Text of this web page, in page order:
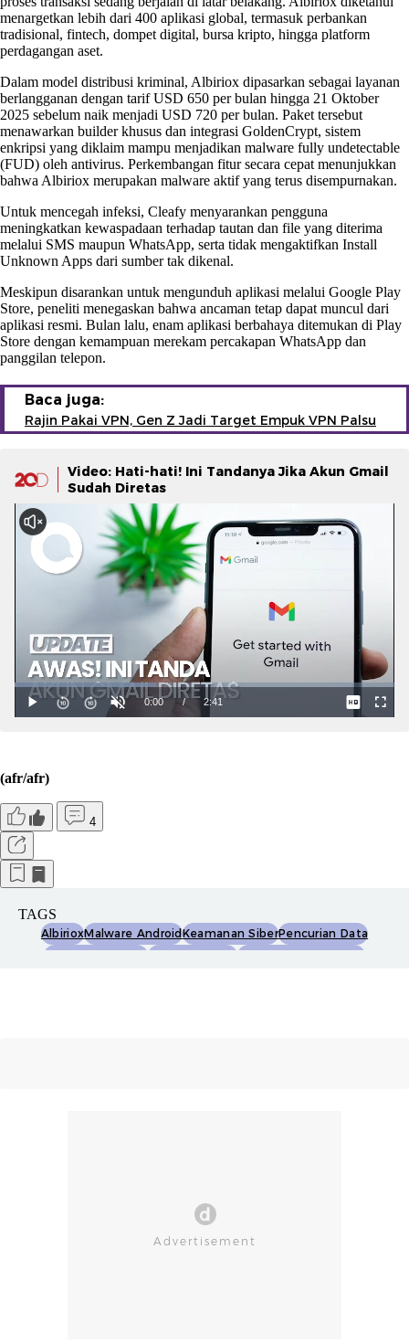
menargetkan lebih dari 400 aplikasi global, termasuk perbankan
tradisional, fintech, dompet digital, bursa kripto, hingga platform
perdagangan aset.
Dalam model distribusi kriminal, Albiriox dipasarkan sebagai layanan
berlangganan dengan tarif USD 650 per bulan hingga 21 Oktober
2025 sebelum naik menjadi USD 720 per bulan. Paket tersebut
menawarkan builder khusus dan integrasi GoldenCrypt, sistem
enkripsi yang diklaim mampu menjadikan malware fully undetectable
(FUD) oleh antivirus. Perkembangan fitur secara cepat menunjukkan
bahwa Albiriox merupakan malware aktif yang terus disempurnakan.
Untuk mencegah infeksi, Cleafy menyarankan pengguna
meningkatkan kewaspadaan terhadap tautan dan file yang diterima
melalui SMS maupun WhatsApp, serta tidak mengaktifkan Install
Unknown Apps dari sumber tak dikenal.
Meskipun disarankan untuk mengunduh aplikasi melalui Google Play
Store, peneliti menegaskan bahwa ancaman tetap dapat muncul dari
aplikasi resmi. Bulan lalu, enam aplikasi berbahaya ditemukan di Play
Store dengan kemampuan merekam percakapan WhatsApp dan
panggilan telepon.
Baca juga:
Rajin Pakai VPN, Gen Z Jadi Target Empuk VPN Palsu
Video: Hati-hati! Ini Tandanya Jika Akun Gmail
Sudah Diretas
(afr/afr)
4
TAGS
AlbirioxMalware AndroidKeamanan SiberPencurian Data